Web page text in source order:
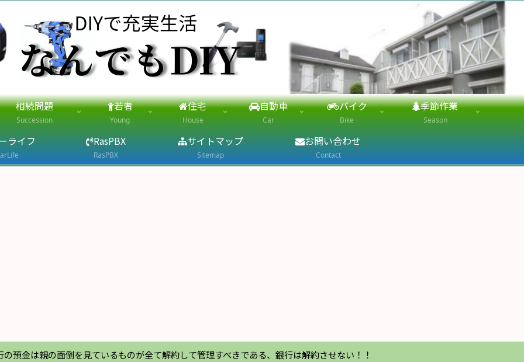
相続問題
Succession
若者
Young
住宅
House
自動車
Car
バイク
Bike
季節作業
Season
ライフ RasPBX
RasPBX
サイトマップ
Sitemap
お問い合わせ
Contact
預金は親の面倒を見ているものが全て解約して管理すべきである、銀行は解約させない！！